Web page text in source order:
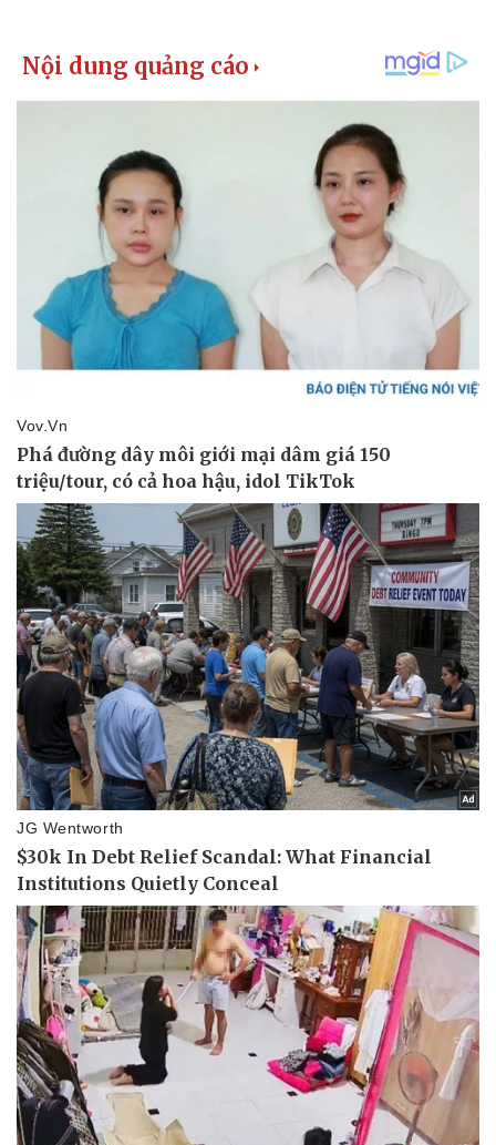
Tư vấn luật
Quân sự - Quốc phòng
Việt Nam
Phân tích
Thể thao
Bóng đá
Lịch thi đấu bóng đá
Thế giới thể thao
eSports
Hậu trường
Ô tô - Xe máy
Ô tô
Xe máy
Tư vấn